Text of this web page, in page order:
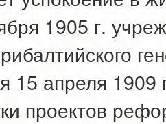
1905 г.
15 апреля
проектов